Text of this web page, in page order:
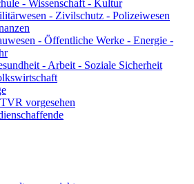
- Wissenschaft - Kultur
- Zivilschutz - Polizeiwesen
- Öffentliche Werke - Energie -
- Arbeit - Soziale Sicherheit
vorgesehen